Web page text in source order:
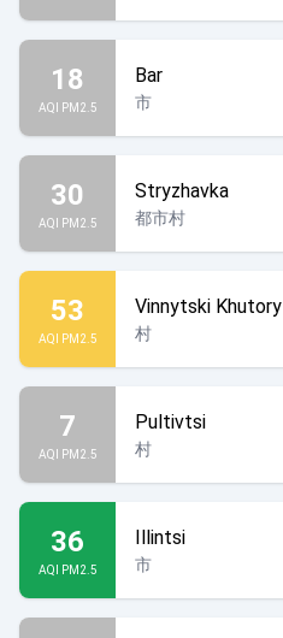
18
AQI PM2.5
Bar
市
30
AQI PM2.5
Stryzhavka
都市村
53
AQI PM2.5
Vinnytski Khutory
村
7
AQI PM2.5
Pultivtsi
村
36
AQI PM2.5
Illintsi
市